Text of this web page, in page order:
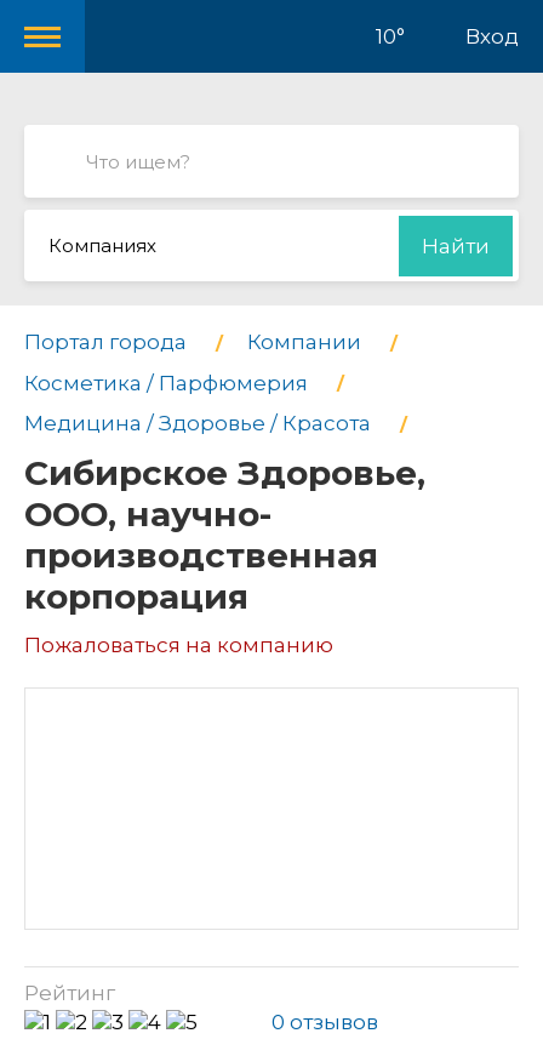
10° Вход
Компаниях Найти
Портал города
Компании
Косметика / Парфюмерия
Медицина / Здоровье / Красота
Сибирское Здоровье,
ООО, научно-
производственная
корпорация
Пожаловаться на компанию
Рейтинг
0 отзывов